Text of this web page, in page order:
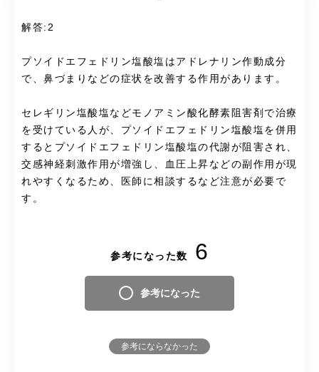
解答:2
プソイドエフェドリン塩酸塩はアドレナリン作動成分
で、鼻づまりなどの症状を改善する作用があります。
セレギリン塩酸塩などモノアミン酸化酵素阻害剤で治療
を受けている人が、プソイドエフェドリン塩酸塩を併用
するとプソイドエフェドリン塩酸塩の代謝が阻害され、
交感神経刺激作用が増強し、血圧上昇などの副作用が現
れやすくなるため、医師に相談するなど注意が必要で
す。
参考になった数 6
参考になった
参考にならなかった